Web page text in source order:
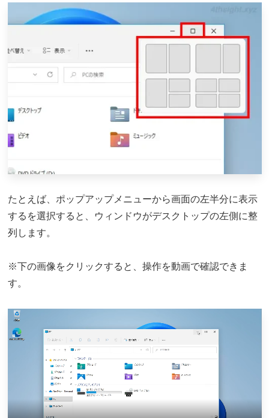
たとえば、ポップアップメニューから画面の左半分に表示
するを選択すると、ウィンドウがデスクトップの左側に整
列します。
※下の画像をクリックすると、操作を動画で確認できま
す。